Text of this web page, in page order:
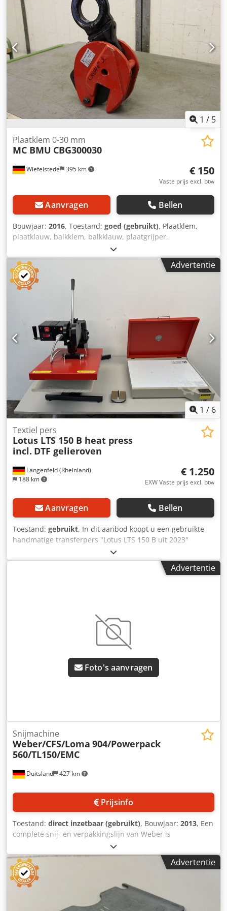
1 / 5
Wiefelstede 395 km
Plaatklem 0-30 mm
MC BMU CBG300030
€ 150
Vaste prijs excl. btw
Aanvragen Bellen
Bouwjaar: 2016, Toestand: goed (gebruikt), Plaatklem,
plaatklauw, balkklem, balkklauw, plaatgrijper,
materiaalgrijper - Plaatklauwen - Klembereik: 0 tot 30 mm -
Draagvermogen: 3000 kg - Aantal: 2 klemmen beschikbaar
- Prijs: per stuk Dwedpjd Aqtrsfx Aagea - Gewicht: 15,4
kg/stuk
Advertentie
1 / 6
Langenfeld (Rheinland)
188 km
Textiel pers
Lotus LTS 150 B heat press
incl. DTF gelieroven
€ 1.250
EXW Vaste prijs excl. btw
Aanvragen Bellen
Toestand: gebruikt, In dit aanbod koopt u een gebruikte
handmatige transferpers "Lotus LTS 150 B uit 2023"
Verkoopobject: 1 x Lotus LTS 150 B met de volgende
uitrusting: inclusief DTF geloven Bouwjaar 2023 Staat: Het
betreft een gebruikt apparaat, dat gebruikssporen (lichte
tijdens onze openingstijden te komen bekijken. Maak
hiervoor graag een afspraak! Zeevaste verpakking en
wereldwijde verzending op aanvraag mogelijk! Voor meer
informatie kunt u uiteraard persoonlijk contact met ons
Advertentie
Foto's aanvragen
Duitsland 427 km
Snijmachine
Weber/CFS/Loma 904/Powerpack
560/TL150/EMC
Prijsinfo
Toestand: direct inzetbaar (gebruikt), Bouwjaar: 2013, Een
complete snij- en verpakkingslijn van Weber is
beschikbaar. 1) Snijmachine Weber type 904, snijsysteem:
cirkelvormig mes, snelheid: 2000 tpm, snijdikte: 0,5 mm -
100 mm. 2) Horizontale dieptrekverpakkingsmachine CFS
PowerPak 560, bouwjaar: 2011, omgebouwd in 2013,
foliebreedte: 560 mm, maximale voorwaartse beweging:
650 mm, maximale dieptrekdiepte: 130 mm. 3) 2x
dwarsbandetiketteermachines CFS TL 150, bouwjaar: 2011,
Advertentie